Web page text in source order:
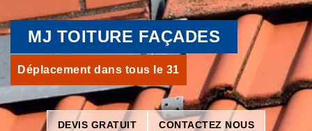
MJ TOITURE FAÇADES
Déplacement dans tous le 31
DEVIS GRATUIT CONTACTEZ NOUS